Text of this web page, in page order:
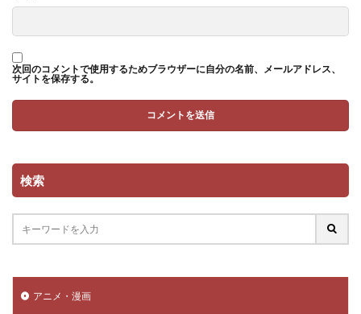
次回のコメントで使用するためブラウザーに自分の名前、メールアドレス、
サイトを保存する。
検索
アニメ・漫画